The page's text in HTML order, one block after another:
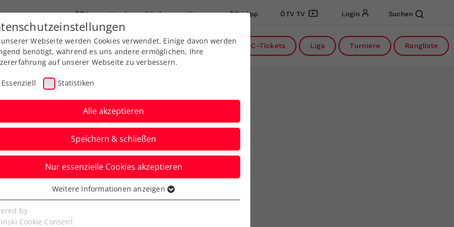
ÖTV Landesverbände News ÖTV App ÖTV TV Login Suchen
Ausbildung Services Über uns DC-Tickets Liga Turniere Rangliste
Linz:
Yastremska im
Webseite werden Cookies verwendet. Einige davon werden
benötigt, während es uns andere ermöglichen, Ihre
auf unserer Webseite zu verbessern.
Essenziell Statistiken
Alle akzeptieren
Speichern & schließen
Nur essenzielle Cookies akzeptieren
Cookies werden für grundlegende Funktionen der
benötigt. Dadurch ist gewährleistet, dass die Webseite
Weitere Informationen anzeigen
by
Cookie Consent